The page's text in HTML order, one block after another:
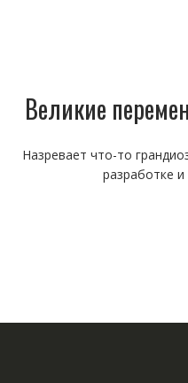
Великие
Назревает что-то
разработке